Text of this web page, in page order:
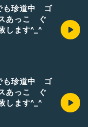
も珍道中 ゴ
あっこ ぐ
します^_^
も珍道中 ゴ
あっこ ぐ
します^_^